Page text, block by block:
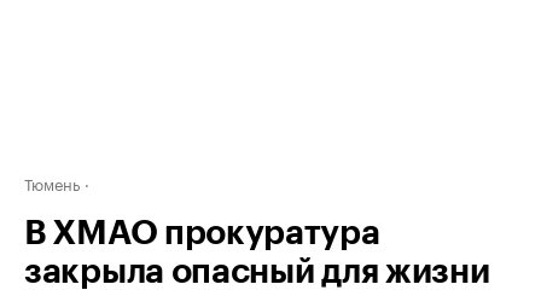
Тюмень
В ХМАО прокуратура
закрыла опасный для жизни